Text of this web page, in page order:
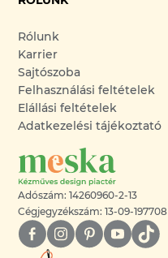
Rólunk
Karrier
Sajtószoba
Felhasználási feltételek
Elállási feltételek
Adatkezelési tájékoztató
Adószám: 14260960-2-13
Cégjegyzékszám: 13-09-197708